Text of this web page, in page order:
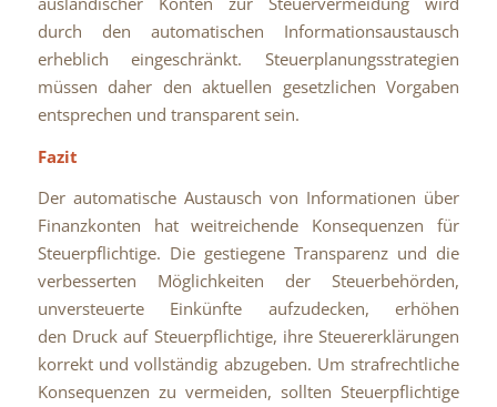
durch den automatischen Informationsaustausch
erheblich eingeschränkt. Steuerplanungsstrategien
müssen daher den aktuellen gesetzlichen Vorgaben
entsprechen und transparent sein.
Fazit
Der automatische Austausch von Informationen über
Finanzkonten hat weitreichende Konsequenzen für
Steuerpflichtige. Die gestiegene Transparenz und die
verbesserten Möglichkeiten der Steuerbehörden,
unversteuerte Einkünfte aufzudecken, erhöhen
den Druck auf Steuerpflichtige, ihre Steuererklärungen
korrekt und vollständig abzugeben. Um strafrechtliche
Konsequenzen zu vermeiden, sollten Steuerpflichtige